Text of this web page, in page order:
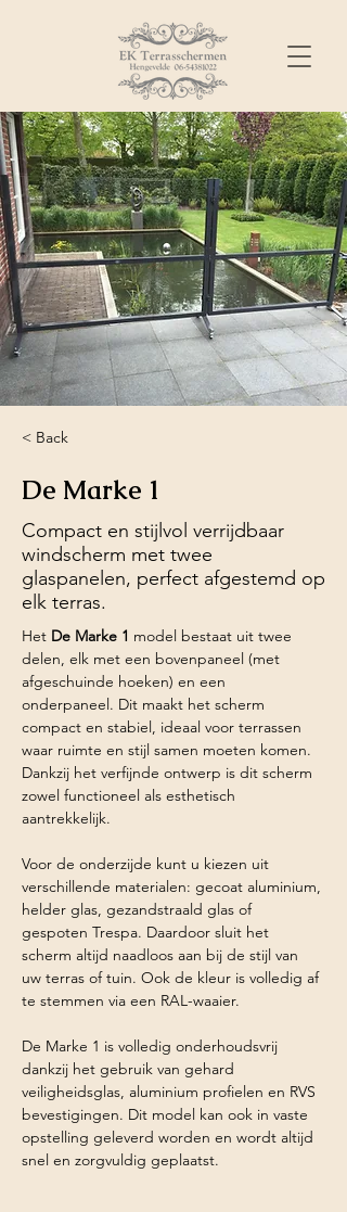
< Back
De Marke 1
Compact en stijlvol verrijdbaar
windscherm met twee
glaspanelen, perfect afgestemd op
elk terras.
Het De Marke 1 model bestaat uit twee
delen, elk met een bovenpaneel (met
afgeschuinde hoeken) en een
onderpaneel. Dit maakt het scherm
compact en stabiel, ideaal voor terrassen
waar ruimte en stijl samen moeten komen.
Dankzij het verfijnde ontwerp is dit scherm
zowel functioneel als esthetisch
aantrekkelijk.
Voor de onderzijde kunt u kiezen uit
verschillende materialen: gecoat aluminium,
helder glas, gezandstraald glas of
gespoten Trespa. Daardoor sluit het
scherm altijd naadloos aan bij de stijl van
uw terras of tuin. Ook de kleur is volledig af
te stemmen via een RAL-waaier.
De Marke 1 is volledig onderhoudsvrij
dankzij het gebruik van gehard
veiligheidsglas, aluminium profielen en RVS
bevestigingen. Dit model kan ook in vaste
opstelling geleverd worden en wordt altijd
snel en zorgvuldig geplaatst.